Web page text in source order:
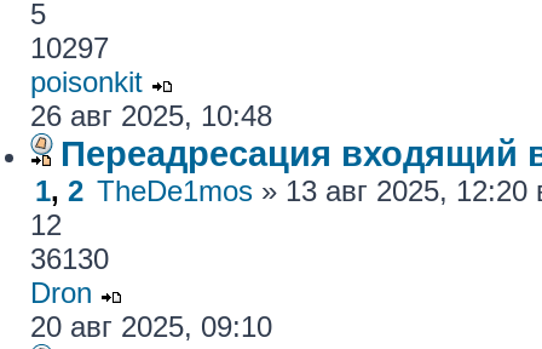
5
10297
poisonkit
26 авг 2025, 10:48
Переадресация входящий
1, 2 TheDe1mos » 13 авг 2025,
12
36130
Dron
20 авг 2025, 09:10